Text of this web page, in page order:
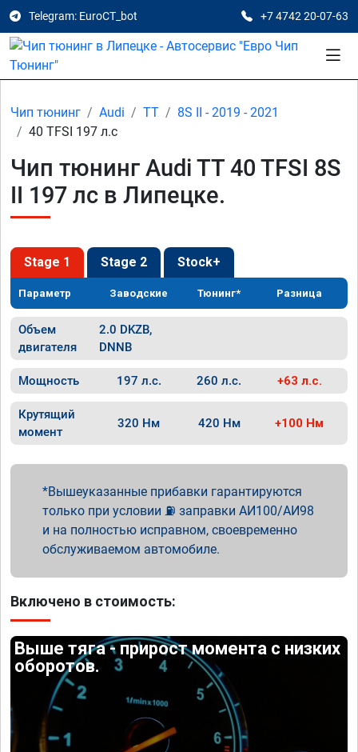
Telegram: EuroCT_bot +7 4742 20-07-63
Чип тюнинг Audi TT
8S II - 2019 - 2021
40 TFSI 197 л.с
Чип тюнинг Audi TT 40 TFSI 8S
II 197 лс в Липецке.
Stage 1 Stage 2 Stock+
Параметр Заводские Тюнинг* Разница
Объем
двигателя
2.0 DKZB,
DNNB
Мощность 197 л.с. 260 л.с. +63 л.с.
Крутящий
момент
320 Нм 420 Нм +100 Нм
Вышеуказанные прибавки гарантируются
только при условии ⛽ заправки АИ100/АИ98
и на полностью исправном, своевременно
обслуживаемом автомобиле.
Включено в стоимость:
Выше тяга - прирост момента с низких
оборотов.